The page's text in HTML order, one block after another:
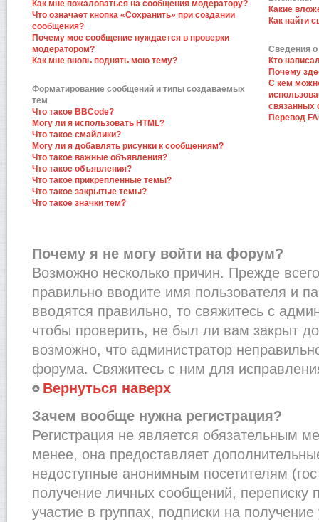
Как мне пожаловаться на сообщения модератору?
Что означает кнопка «Сохранить» при создании
сообщения?
Почему мое сообщение нуждается в проверки
модератором?
Как мне вновь поднять мою тему?
Форматирование сообщений и типы создаваемых
тем
Что такое BBCode?
Могу ли я использовать HTML?
Что такое смайлики?
Могу ли я добавлять рисунки к сообщениям?
Что такое важные объявления?
Что такое объявления?
Что такое прикрепленные темы?
Что такое закрытые темы?
Что такое значки тем?
Какие
Как найти
Сведения о
Кто
Почему
С кем
связанных
Перевод
Почему я не могу войти на форум?
Возможно несколько причин. Прежде
правильно вводите имя пользователя и
вводятся правильно, то свяжитесь с
чтобы проверить, не был ли вам закрыт
возможно, что администратор
форума. Свяжитесь с ним для
Вернуться наверх
Зачем вообще нужна регистрация?
Регистрация не является обязательным
менее, она предоставляет
недоступные анонимным посетителям
получение личных сообщений, переписку
участие в группах, подписки на